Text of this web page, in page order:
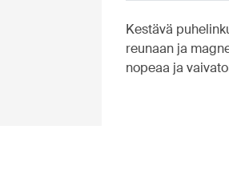
Kestävä
reunaan ja
nopeaa ja